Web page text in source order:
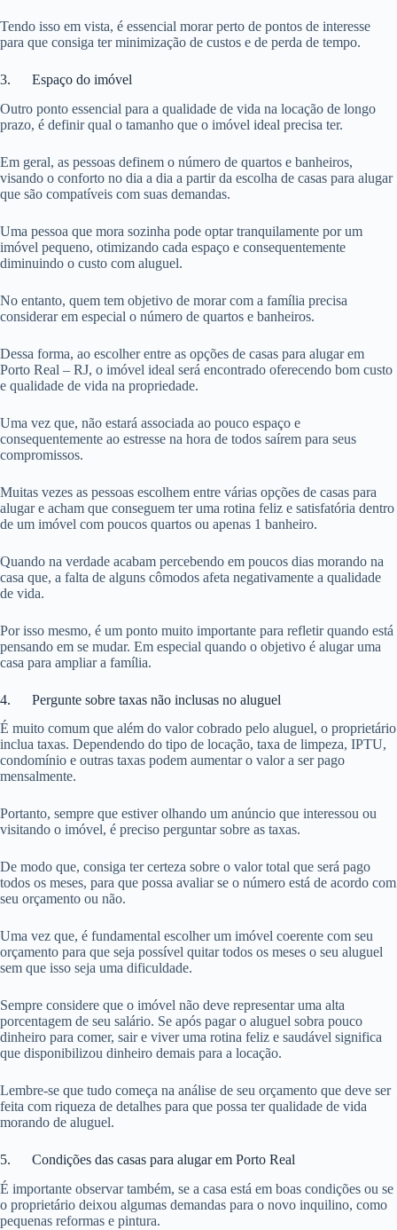
Tendo isso em vista, é essencial morar perto de pontos de interesse
para que consiga ter minimização de custos e de perda de tempo.
3. Espaço do imóvel
Outro ponto essencial para a qualidade de vida na locação de longo
prazo, é definir qual o tamanho que o imóvel ideal precisa ter.
Em geral, as pessoas definem o número de quartos e banheiros,
visando o conforto no dia a dia a partir da escolha de casas para alugar
que são compatíveis com suas demandas.
Uma pessoa que mora sozinha pode optar tranquilamente por um
imóvel pequeno, otimizando cada espaço e consequentemente
diminuindo o custo com aluguel.
No entanto, quem tem objetivo de morar com a família precisa
considerar em especial o número de quartos e banheiros.
Dessa forma, ao escolher entre as opções de casas para alugar em
Porto Real – RJ, o imóvel ideal será encontrado oferecendo bom custo
e qualidade de vida na propriedade.
Uma vez que, não estará associada ao pouco espaço e
consequentemente ao estresse na hora de todos saírem para seus
compromissos.
Muitas vezes as pessoas escolhem entre várias opções de casas para
alugar e acham que conseguem ter uma rotina feliz e satisfatória dentro
de um imóvel com poucos quartos ou apenas 1 banheiro.
Quando na verdade acabam percebendo em poucos dias morando na
casa que, a falta de alguns cômodos afeta negativamente a qualidade
de vida.
Por isso mesmo, é um ponto muito importante para refletir quando está
pensando em se mudar. Em especial quando o objetivo é alugar uma
casa para ampliar a família.
4. Pergunte sobre taxas não inclusas no aluguel
É muito comum que além do valor cobrado pelo aluguel, o proprietário
inclua taxas. Dependendo do tipo de locação, taxa de limpeza, IPTU,
condomínio e outras taxas podem aumentar o valor a ser pago
mensalmente.
Portanto, sempre que estiver olhando um anúncio que interessou ou
visitando o imóvel, é preciso perguntar sobre as taxas.
De modo que, consiga ter certeza sobre o valor total que será pago
todos os meses, para que possa avaliar se o número está de acordo com
seu orçamento ou não.
Uma vez que, é fundamental escolher um imóvel coerente com seu
orçamento para que seja possível quitar todos os meses o seu aluguel
sem que isso seja uma dificuldade.
Sempre considere que o imóvel não deve representar uma alta
porcentagem de seu salário. Se após pagar o aluguel sobra pouco
dinheiro para comer, sair e viver uma rotina feliz e saudável significa
que disponibilizou dinheiro demais para a locação.
Lembre-se que tudo começa na análise de seu orçamento que deve ser
feita com riqueza de detalhes para que possa ter qualidade de vida
morando de aluguel.
5. Condições das casas para alugar em Porto Real
É importante observar também, se a casa está em boas condições ou se
o proprietário deixou algumas demandas para o novo inquilino, como
pequenas reformas e pintura.